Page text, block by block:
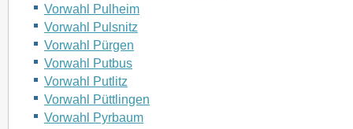
Vorwahl Pulheim
Vorwahl Pulsnitz
Vorwahl Pürgen
Vorwahl Putbus
Vorwahl Putlitz
Vorwahl Püttlingen
Vorwahl Pyrbaum